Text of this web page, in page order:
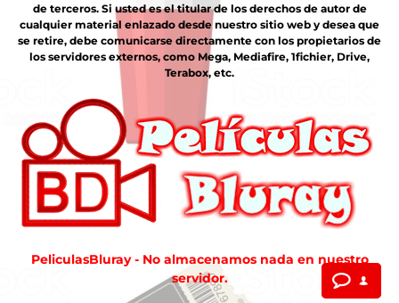
de terceros. Si usted es el titular de los derechos de autor de
cualquier material enlazado desde nuestro sitio web y desea que
se retire, debe comunicarse directamente con los propietarios de
los servidores externos, como Mega, Mediafire, 1fichier, Drive,
Terabox, etc.
PeliculasBluray - No almacenamos nada en nuestro
servidor.